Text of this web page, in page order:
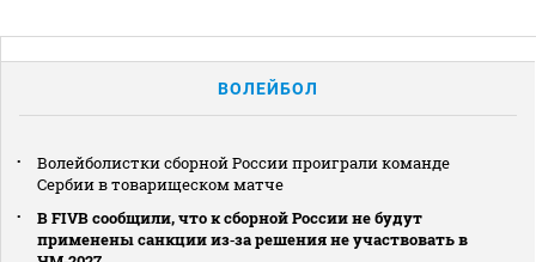
ВОЛЕЙБОЛ
Волейболистки сборной России проиграли команде
Сербии в товарищеском матче
В FIVB сообщили, что к сборной России не будут
применены санкции из‑за решения не участвовать в